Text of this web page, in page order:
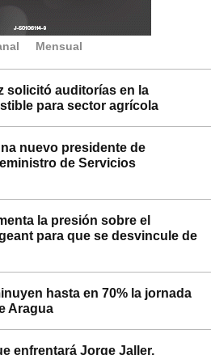
Mensual
solicitó auditorías en la
para sector agrícola
nuevo presidente de
de Servicios
la presión sobre el
para que se desvincule de
hasta en 70% la jornada
Aragua
enfrentará Jorge Jaller,